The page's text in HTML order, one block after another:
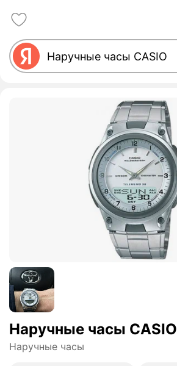
Наручные часы CASIO
Наручные часы